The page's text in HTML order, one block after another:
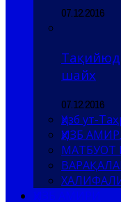
07.12.2016
шайх
07.12.2016
Ҳизб ут-
ҲИЗБ
МАТБУОТ